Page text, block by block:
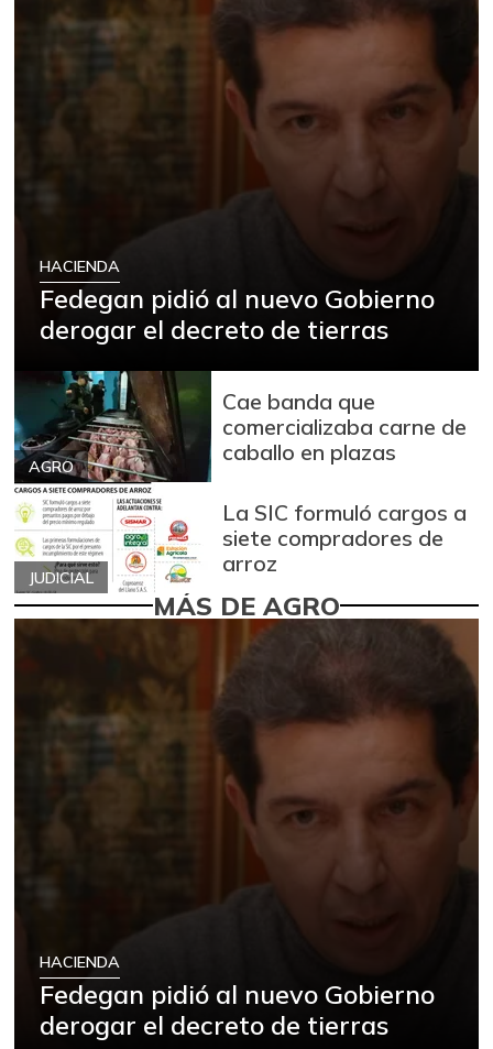
HACIENDA
Fedegan pidió al nuevo Gobierno
derogar el decreto de tierras
AGRO
Cae banda que
comercializaba carne de
caballo en plazas
JUDICIAL
La SIC formuló cargos a
siete compradores de
arroz
MÁS DE AGRO
HACIENDA
Fedegan pidió al nuevo Gobierno
derogar el decreto de tierras